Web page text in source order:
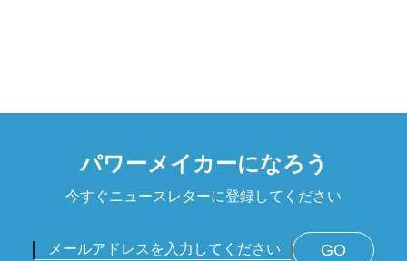
パワーメイカーになろう
今すぐニュースレターに登録してください
GO